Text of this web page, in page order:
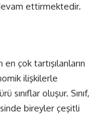
devam ettirmektedir.
çok tartışılanların
ilişkilerle
oluşur. Sınıf,
bireyler çeşitli